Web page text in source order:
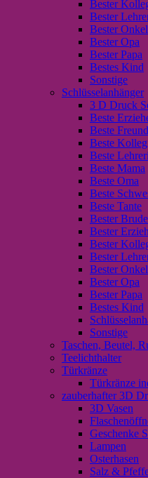
Bester
Bester
Bester Onkel
Bester Opa
Bester Papa
Bestes Kind
Sonstige
Schlüsselanhänger
3 D Druck
Beste
Beste
Beste
Beste
Beste Mama
Beste Oma
Beste
Beste Tante
Bester
Bester
Bester
Bester
Bester Onkel
Bester Opa
Bester Papa
Bestes Kind
Sonstige
Taschen, Beutel,
Teelichthalter
Türkränze
Türkränze
zauberhafter 3D
3D Vasen
Geschenke
Lampen
Osterhasen
Salz &